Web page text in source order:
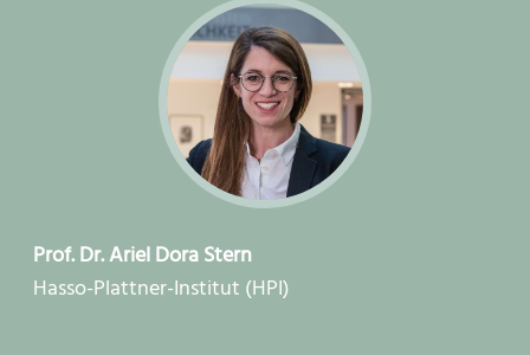
Prof. Dr. Ariel Dora Stern
Hasso-Plattner-Institut (HPI)